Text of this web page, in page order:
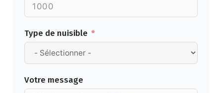
Type de nuisible
Votre message